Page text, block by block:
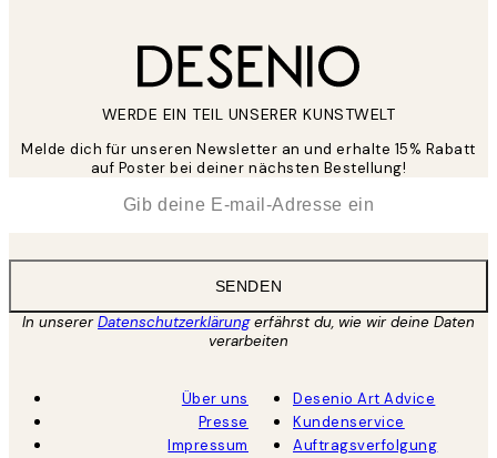
WERDE EIN TEIL UNSERER KUNSTWELT
Melde dich für unseren Newsletter an und erhalte 15% Rabatt
auf Poster bei deiner nächsten Bestellung!
SENDEN
In unsererDatenschutzerklärungerfährst du, wie wir deine Daten
verarbeiten
Über uns
Presse
Impressum
Desenio Art Advice
Kundenservice
Auftragsverfolgung